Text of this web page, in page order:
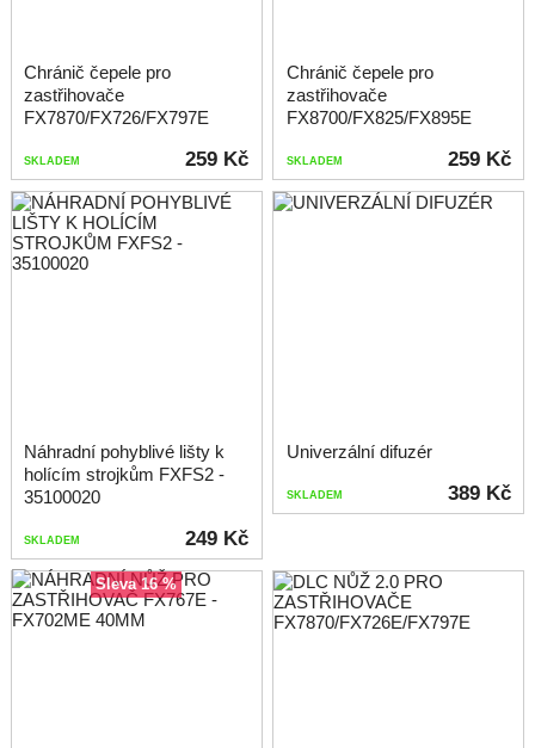
Chránič čepele pro
zastřihovače
FX7870/FX726/FX797E
259 Kč
SKLADEM
Chránič čepele pro
zastřihovače
FX8700/FX825/FX895E
259 Kč
SKLADEM
Náhradní pohyblivé lišty k
holícím strojkům FXFS2 -
35100020
249 Kč
SKLADEM
Univerzální difuzér
389 Kč
SKLADEM
sleva 16 %